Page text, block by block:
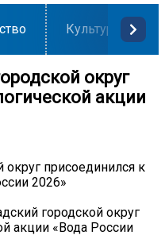
Культура
округ
акции
присоединился к
2026»
городской округ
акции «Вода России